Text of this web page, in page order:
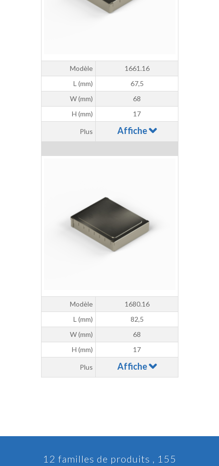
Modèle
1661.16
L (mm)
67,5
W (mm)
68
H (mm)
17
Plus Affiche
Modèle
1680.16
L (mm)
82,5
W (mm)
68
H (mm)
17
Plus Affiche
12 familles de produits , 155